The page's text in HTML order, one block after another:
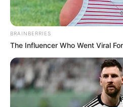
BRAINBERRIES
The Influencer Who Went Viral